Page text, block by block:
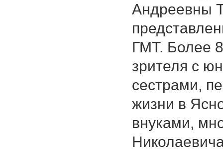
Андреевны
ГМТ. Более
зрителя с
сестрами,
жизни в
внуками,